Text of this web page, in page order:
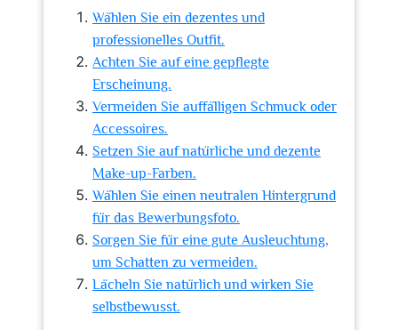
Wählen Sie ein dezentes und
professionelles Outfit.
Achten Sie auf eine gepflegte
Erscheinung.
Vermeiden Sie auffälligen Schmuck oder
Accessoires.
Setzen Sie auf natürliche und dezente
Make-up-Farben.
Wählen Sie einen neutralen Hintergrund
für das Bewerbungsfoto.
Sorgen Sie für eine gute Ausleuchtung,
um Schatten zu vermeiden.
Lächeln Sie natürlich und wirken Sie
selbstbewusst.